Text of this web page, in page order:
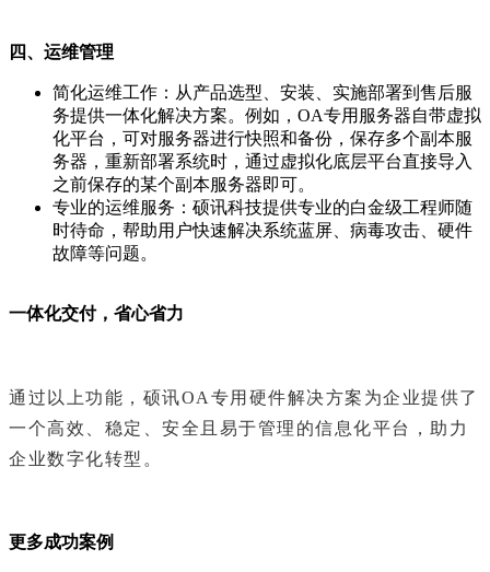
四、运维管理
简化运维工作：从产品选型、安装、实施部署到售后服
务提供一体化解决方案。例如，OA专用服务器自带虚拟
化平台，可对服务器进行快照和备份，保存多个副本服
务器，重新部署系统时，通过虚拟化底层平台直接导入
之前保存的某个副本服务器即可。
专业的运维服务：硕讯科技提供专业的白金级工程师随
时待命，帮助用户快速解决系统蓝屏、病毒攻击、硬件
故障等问题。
一体化交付，省心省力
通过以上功能，硕讯OA专用硬件解决方案为企业提供了
一个高效、稳定、安全且易于管理的信息化平台，助力
企业数字化转型。
更多成功案例